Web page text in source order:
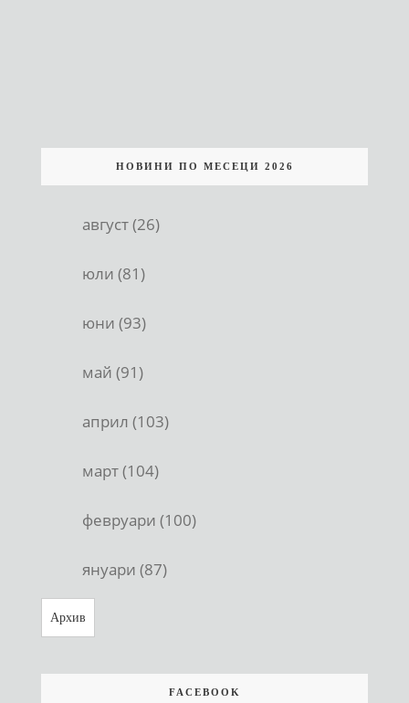
НОВИНИ ПО МЕСЕЦИ 2026
август (26)
юли (81)
юни (93)
май (91)
април (103)
март (104)
февруари (100)
януари (87)
Архив
FACEBOOK